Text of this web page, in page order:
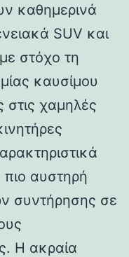
καθημερινά
SUV και
στόχο τη
καυσίμου
στις χαμηλές
αυστηρή
συντήρησης σε
Η ακραία